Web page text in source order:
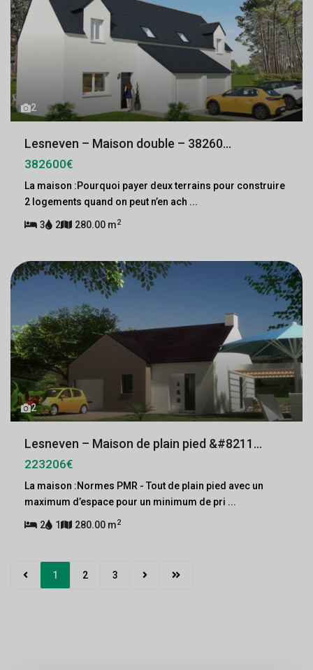
2
Lesneven – Maison double – 38260...
382600€
La maison :Pourquoi payer deux terrains pour construire
2 logements quand on peut n’en ach ...
3 2 280.00 m2
2
Lesneven – Maison de plain pied &#8211...
223206€
La maison :Normes PMR - Tout de plain pied avec un
maximum d’espace pour un minimum de pri ...
2 1 280.00 m2
1 2 3